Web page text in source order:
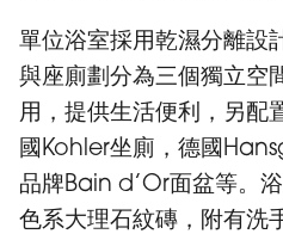
單位浴室採用乾濕分離設
與座廁劃分為三個獨立空
用，提供生活便利，另配
國Kohler坐廁，德國
品牌Bain d’Or面盆等。
色系大理石紋磚，附有洗